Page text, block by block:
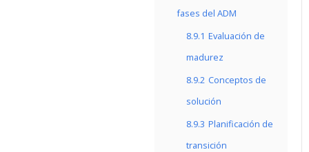
fases del ADM
8.9.1 Evaluación de
madurez
8.9.2 Conceptos de
solución
8.9.3 Planificación de
transición